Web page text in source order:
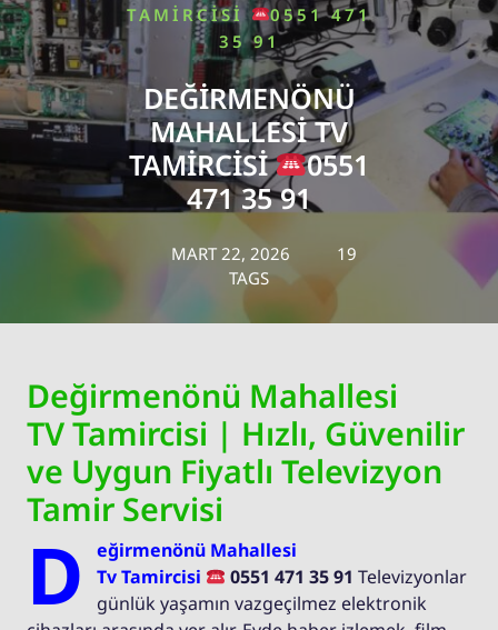
TAMIRCISI
0551 471
35 91
DEĞIRMENÖNÜ
MAHALLESI TV
TAMIRCISI
0551
471 35 91
MART 22, 2026
19
TAGS
Değirmenönü Mahallesi
TV Tamircisi | Hızlı, Güvenilir
ve Uygun Fiyatlı Televizyon
Tamir Servisi
D
eğirmenönü Mahallesi
Tv Tamircisi
0551 471 35 91Televizyonlar
günlük yaşamın vazgeçilmez elektronik